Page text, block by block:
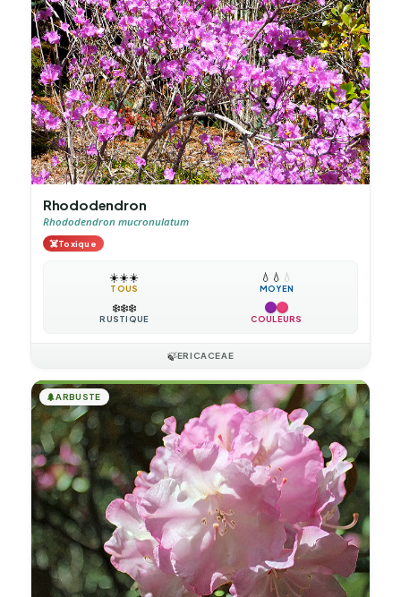
Rhododendron
Rhododendron mucronulatum
☠️Toxique
☀️☀️☀️
TOUS
💧 💧 💧
MOYEN
❄️❄️❄️
RUSTIQUE COULEURS
🍃ERICACEAE
🌲ARBUSTE